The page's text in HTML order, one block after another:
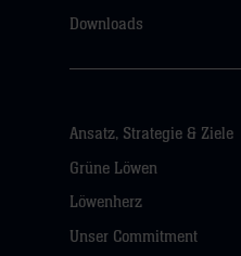
Downloads
Ansatz, Strategie & Ziele
Grüne Löwen
Löwenherz
Unser Commitment